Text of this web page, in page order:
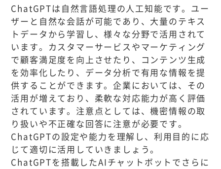
ChatGPTは自然言語処理の人工知能です。ユー
ザーと自然な会話が可能であり、大量のテキス
トデータから学習し、様々な分野で活用されて
います。カスタマーサービスやマーケティング
で顧客満足度を向上させたり、コンテンツ生成
を効率化したり、データ分析で有用な情報を提
供することができます。企業においては、その
活用が増えており、柔軟な対応能力が高く評価
されています。注意点としては、機密情報の取
り扱いや不正確な回答に注意が必要です。
ChatGPTの設定や能力を理解し、利用目的に応
じて適切に活用していきましょう。
ChatGPTを搭載したAIチャットボットでさらに